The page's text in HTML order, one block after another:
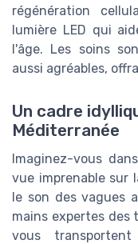
régénération
lumière LED qui
l'âge. Les soins
aussi agréables,
Un cadre
Méditerranée
Imaginez-vous
vue imprenable sur
le son des vagues
mains expertes des
vous